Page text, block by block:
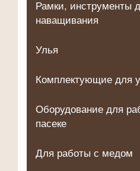
Рамки, инструменты
наващивания
Улья
Комплектующие для
Оборудование для
пасеке
Для работы с медом